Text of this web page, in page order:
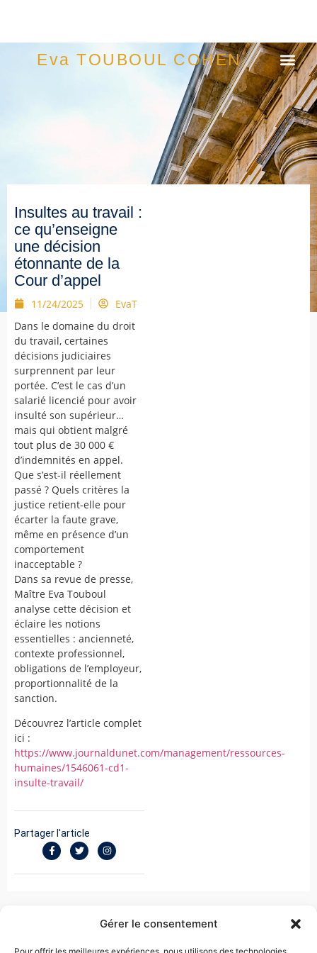
Gérer le consentement
Eva TOUBOUL COHEN
Insultes au travail :
ce qu’enseigne
une décision
étonnante de la
Cour d’appel
11/24/2025
EvaT
Dans le domaine du droit
du travail, certaines
décisions judiciaires
surprennent par leur
portée. C’est le cas d’un
salarié licencié pour avoir
insulté son supérieur…
mais qui obtient malgré
tout plus de 30 000 €
d’indemnités en appel.
Que s’est-il réellement
passé ? Quels critères la
justice retient-elle pour
écarter la faute grave,
même en présence d’un
comportement
inacceptable ?
Dans sa revue de presse,
Maître Eva Touboul
analyse cette décision et
éclaire les notions
essentielles : ancienneté,
contexte professionnel,
obligations de l’employeur,
proportionnalité de la
sanction.
Découvrez l’article complet
ici :
https://www.journaldunet.com/management/ressources-
humaines/1546061-cd1-
insulte-travail/
Partager l'article